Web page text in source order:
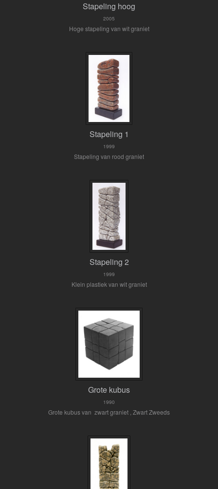
Stapeling hoog
2005
Hoge stapeling van wit graniet
Stapeling 1
1999
Stapeling van rood graniet
Stapeling 2
1999
Klein plastiek van wit graniet
Grote kubus
1990
Grote kubus van zwart graniet , Zwart Zweeds